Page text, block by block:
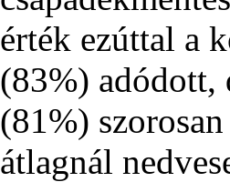
érték ezúttal a
(83%) adódott,
(81%)
átlagnál